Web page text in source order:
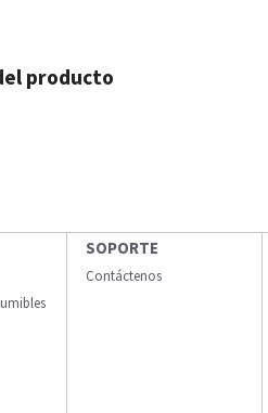
producto
SOPORTE
Contáctenos